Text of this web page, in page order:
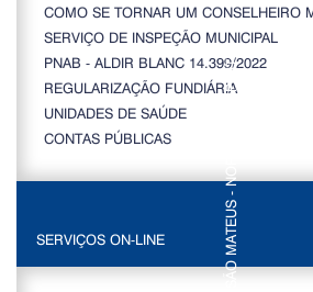
COMO SE TORNAR UM CONSELHEIRO
SERVIÇO DE INSPEÇÃO MUNICIPAL
PNAB - ALDIR BLANC 14.399/2022
REGULARIZAÇÃO FUNDIÁRIA
UNIDADES DE SAÚDE
CONTAS PÚBLICAS
SERVIÇOS ON-LINE